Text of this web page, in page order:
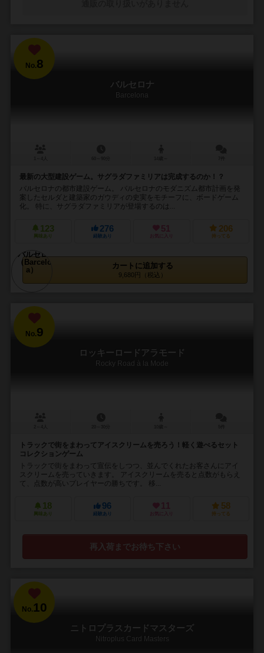
No.8
バルセロナ
Barcelona
最新の大型建設ゲーム。サグラダファミリアは完成するのか！？
バルセロナの都市建設ゲーム。 バルセロナのモダニズム都市計画を発
案したセルダと建築家のガウディの史実をモチーフに、ボードゲーム
化。 特に、サグラダファミリアが登場するのは...
123
興味あり
276
経験あり
51
お気に入り
206
持ってる
カートに追加する
9,680円（税込）
No.9
ロッキーロードアラモード
Rocky Road à la Mode
トラックで街をまわってアイスクリームを売ろう！軽く遊べるセット
コレクションゲーム
トラックで街をまわって宣伝をしつつ、並んでくれたお客さんにアイ
スクリームを売っていきます。 アイスクリームを売ると点数がもらえ
て、点数が高いプレイヤーの勝ちです。 移...
18
興味あり
96
経験あり
11
お気に入り
58
持ってる
再入荷までお待ち下さい
No. 10
ニトロプラスカードマスターズ
Nitroplus Card Masters